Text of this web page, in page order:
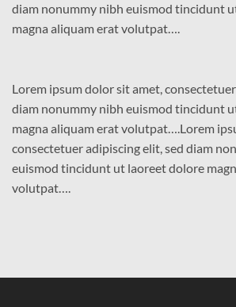
diam nonummy nibh euismod tincidunt
magna aliquam erat volutpat….
Lorem ipsum dolor sit amet,
diam nonummy nibh euismod tincidunt
magna aliquam erat volutpat….Lorem
consectetuer adipiscing elit, sed diam
euismod tincidunt ut laoreet dolore
volutpat….